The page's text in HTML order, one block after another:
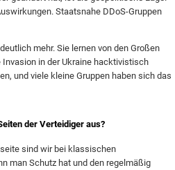
Staatsnahe DDoS-Gruppen
mehr. Sie lernen von den Großen
in der Ukraine hacktivistisch
und viele kleine Gruppen haben sich das
der Verteidiger aus?
sind wir bei klassischen
man Schutz hat und den regelmäßig